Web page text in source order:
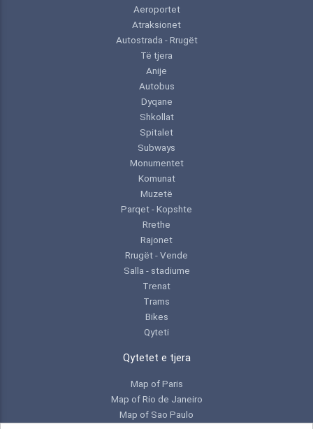
Aeroportet
Atraksionet
Autostrada - Rrugët
Të tjera
Anije
Autobus
Dyqane
Shkollat
Spitalet
Subways
Monumentet
Komunat
Muzetë
Parqet - Kopshte
Rrethe
Rajonet
Rrugët - Vende
Salla - stadiume
Trenat
Trams
Bikes
Qyteti
Qytetet e tjera
Map of Paris
Map of Rio de Janeiro
Map of Sao Paulo